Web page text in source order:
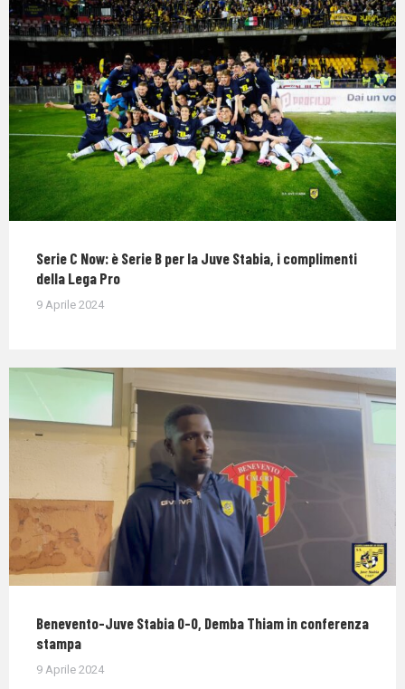
Serie C Now: è Serie B per la Juve Stabia, i complimenti
della Lega Pro
9 Aprile 2024
Benevento-Juve Stabia 0-0, Demba Thiam in conferenza
stampa
9 Aprile 2024